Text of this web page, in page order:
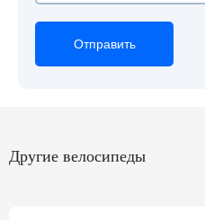
Отправить
Отправить
Отправить
Другие велосипеды